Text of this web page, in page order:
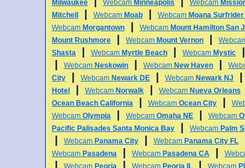
Milwaukee
Webcam Minneapolis Webcam
Mitchell
Webcam Moab Webcam Moana
Webcam Morgantown Webcam Mount Hamilton San
Mount Rushmore
Webcam Mount Vernon
Shasta
Webcam Myrtle Beach Webcam Mystic
Webcam Neskowin Webcam New Haven
City
Webcam Newark DE Webcam Newark NJ
Hotel
Webcam Norwalk Webcam Nueva Orleans
Ocean Beach California
Webcam Ocean City
Webcam Olympia Webcam Omaha NE Webcam
Pacific Palisades Santa Monica Bay
Webcam Palm
Webcam Panama City Webcam Panama City FL
Webcam Pasadena Webcam Pasadena CA
Webcam Peoria Webcam Peoria IL Webcam